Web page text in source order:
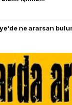
ne ararsan